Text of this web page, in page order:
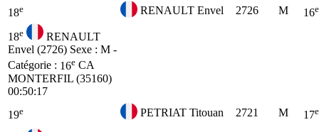
18e RENAULT Envel 2726 M 16e
18e
RENAULT
Envel (2726) Sexe : M -
Catégorie : 16e CA
MONTERFIL (35160)
00:50:17
19e PETRIAT Titouan 2721 M 17e